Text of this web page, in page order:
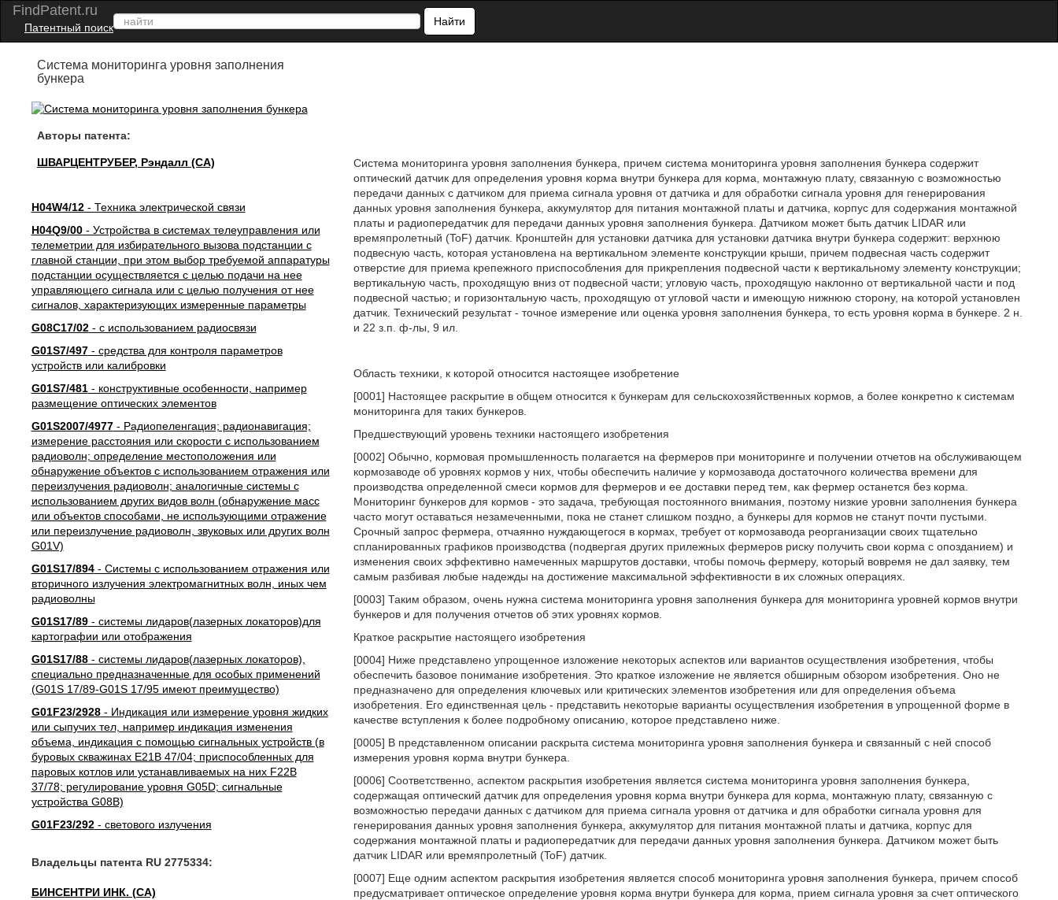
FindPatent.ru
Патентный поиск
Найти
Система мониторинга уровня заполнения
бункера
Авторы патента:
ШВАРЦЕНТРУБЕР, Рэндалл (CA)
H04W4/12- Техника электрической связи
H04Q9/00- Устройства в системах телеуправления или
телеметрии для избирательного вызова подстанции с
главной станции, при этом выбор требуемой аппаратуры
подстанции осуществляется с целью подачи на нее
управляющего сигнала или с целью получения от нее
сигналов, характеризующих измеренные параметры
G08C17/02- с использованием радиосвязи
G01S7/497- средства для контроля параметров
устройств или калибровки
G01S7/481- конструктивные особенности, например
размещение оптических элементов
G01S2007/4977- Радиопеленгация; радионавигация;
измерение расстояния или скорости с использованием
радиоволн; определение местоположения или
обнаружение объектов с использованием отражения или
переизлучения радиоволн; аналогичные системы с
использованием других видов волн (обнаружение масс
или объектов способами, не использующими отражение
или переизлучение радиоволн, звуковых или других волн
G01V)
G01S17/894- Системы с использованием отражения или
вторичного излучения электромагнитных волн, иных чем
радиоволны
G01S17/89- системы лидаров(лазерных локаторов)для
картографии или отображения
G01S17/88- системы лидаров(лазерных локаторов),
специально предназначенные для особых применений
(G01S 17/89-G01S 17/95 имеют преимущество)
G01F23/2928- Индикация или измерение уровня жидких
или сыпучих тел, например индикация изменения
объема, индикация с помощью сигнальных устройств (в
буровых скважинах E21B 47/04; приспособленных для
паровых котлов или устанавливаемых на них F22B
37/78; регулирование уровня G05D; сигнальные
устройства G08B)
G01F23/292- светового излучения
Владельцы патента RU 2775334:
БИНСЕНТРИ ИНК. (CA)
Система мониторинга уровня заполнения бункера, причем система мониторинга уровня заполнения бункера содержит
оптический датчик для определения уровня корма внутри бункера для корма, монтажную плату, связанную с возможностью
передачи данных с датчиком для приема сигнала уровня от датчика и для обработки сигнала уровня для генерирования
данных уровня заполнения бункера, аккумулятор для питания монтажной платы и датчика, корпус для содержания монтажной
платы и радиопередатчик для передачи данных уровня заполнения бункера. Датчиком может быть датчик LIDAR или
времяпролетный (ToF) датчик. Кронштейн для установки датчика для установки датчика внутри бункера содержит: верхнюю
подвесную часть, которая установлена на вертикальном элементе конструкции крыши, причем подвесная часть содержит
отверстие для приема крепежного приспособления для прикрепления подвесной части к вертикальному элементу конструкции;
вертикальную часть, проходящую вниз от подвесной части; угловую часть, проходящую наклонно от вертикальной части и под
подвесной частью; и горизонтальную часть, проходящую от угловой части и имеющую нижнюю сторону, на которой установлен
датчик. Технический результат - точное измерение или оценка уровня заполнения бункера, то есть уровня корма в бункере. 2 н.
и 22 з.п. ф-лы, 9 ил.
Область техники, к которой относится настоящее изобретение
[0001] Настоящее раскрытие в общем относится к бункерам для сельскохозяйственных кормов, а более конкретно к системам
мониторинга для таких бункеров.
Предшествующий уровень техники настоящего изобретения
[0002] Обычно, кормовая промышленность полагается на фермеров при мониторинге и получении отчетов на обслуживающем
кормозаводе об уровнях кормов у них, чтобы обеспечить наличие у кормозавода достаточного количества времени для
производства определенной смеси кормов для фермеров и ее доставки перед тем, как фермер останется без корма.
Мониторинг бункеров для кормов - это задача, требующая постоянного внимания, поэтому низкие уровни заполнения бункера
часто могут оставаться незамеченными, пока не станет слишком поздно, а бункеры для кормов не станут почти пустыми.
Срочный запрос фермера, отчаянно нуждающегося в кормах, требует от кормозавода реорганизации своих тщательно
спланированных графиков производства (подвергая других прилежных фермеров риску получить свои корма с опозданием) и
изменения своих эффективно намеченных маршрутов доставки, чтобы помочь фермеру, который вовремя не дал заявку, тем
самым разбивая любые надежды на достижение максимальной эффективности в их сложных операциях.
[0003] Таким образом, очень нужна система мониторинга уровня заполнения бункера для мониторинга уровней кормов внутри
бункеров и для получения отчетов об этих уровнях кормов.
Краткое раскрытие настоящего изобретения
[0004] Ниже представлено упрощенное изложение некоторых аспектов или вариантов осуществления изобретения, чтобы
обеспечить базовое понимание изобретения. Это краткое изложение не является обширным обзором изобретения. Оно не
предназначено для определения ключевых или критических элементов изобретения или для определения объема
изобретения. Его единственная цель - представить некоторые варианты осуществления изобретения в упрощенной форме в
качестве вступления к более подробному описанию, которое представлено ниже.
[0005] В представленном описании раскрыта система мониторинга уровня заполнения бункера и связанный с ней способ
измерения уровня корма внутри бункера.
[0006] Соответственно, аспектом раскрытия изобретения является система мониторинга уровня заполнения бункера,
содержащая оптический датчик для определения уровня корма внутри бункера для корма, монтажную плату, связанную с
возможностью передачи данных с датчиком для приема сигнала уровня от датчика и для обработки сигнала уровня для
генерирования данных уровня заполнения бункера, аккумулятор для питания монтажной платы и датчика, корпус для
содержания монтажной платы и радиопередатчик для передачи данных уровня заполнения бункера. Датчиком может быть
датчик LIDAR или времяпролетный (ToF) датчик.
[0007] Еще одним аспектом раскрытия изобретения является способ мониторинга уровня заполнения бункера, причем способ
предусматривает оптическое определение уровня корма внутри бункера для корма, прием сигнала уровня за счет оптического